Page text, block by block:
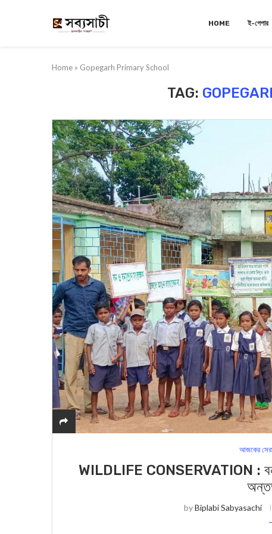
HOME ই-পেপার
Home » Gopegarh Primary School
TAG:
আজকের
WILDLIFE CONSERVATION : বন ও
byBiplabi Sabyasachi